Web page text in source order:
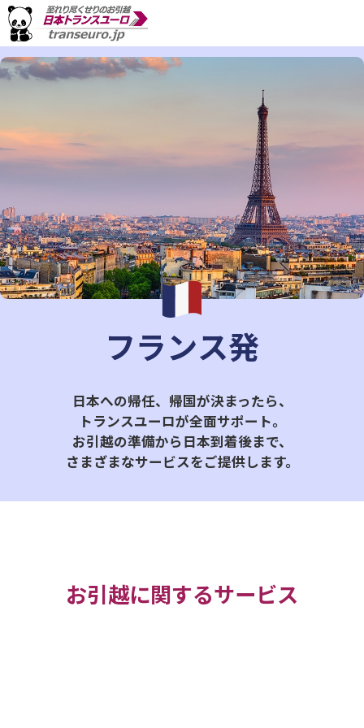
フランス発
日本への帰任、帰国が決まったら、
トランスユーロが全面サポート。
お引越の準備から日本到着後まで、
さまざまなサービスをご提供します。
お引越に関するサービス